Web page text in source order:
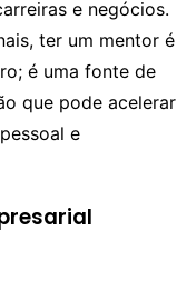
e negócios.
ter um mentor é
é uma fonte de
que pode acelerar
e